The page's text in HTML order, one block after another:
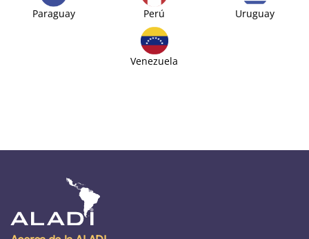
Paraguay Perú Uruguay
Venezuela